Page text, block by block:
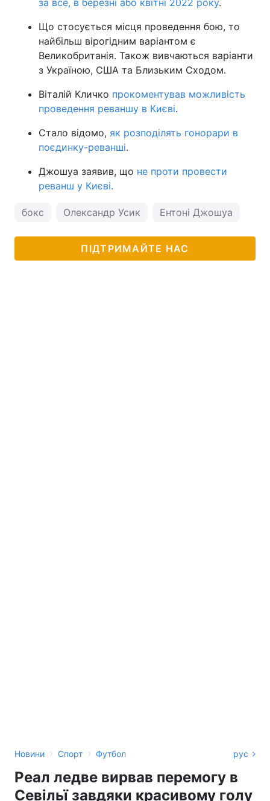
Що стосується місця проведення бою, то
найбільш вірогідним варіантом є
Великобританія. Також вивчаються варіанти
з Україною, США та Близьким Сходом.
Віталій Кличко прокоментував можливість
проведення реваншу в Києві.
Стало відомо, як розподілять гонорари в
поєдинку-реванші.
Джошуа заявив, що не проти провести
реванш у Києві.
бокс Олександр Усик Ентоні Джошуа
ПІДТРИМАЙТЕ НАС
Новини › Спорт › Футбол рус
Реал ледве вирвав перемогу в
Севільї завдяки красивому голу